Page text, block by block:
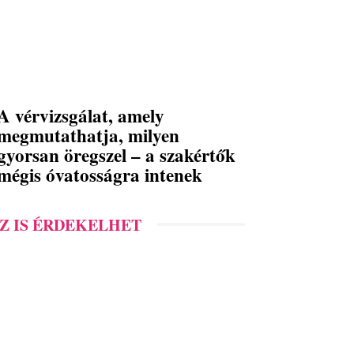
vérvizsgálat, amely
milyen
öregszel – a szakértők
óvatosságra intenek
IS ÉRDEKELHET